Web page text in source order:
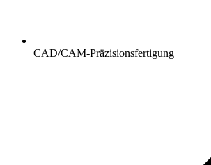
CAD/CAM-Präzisionsfertigung